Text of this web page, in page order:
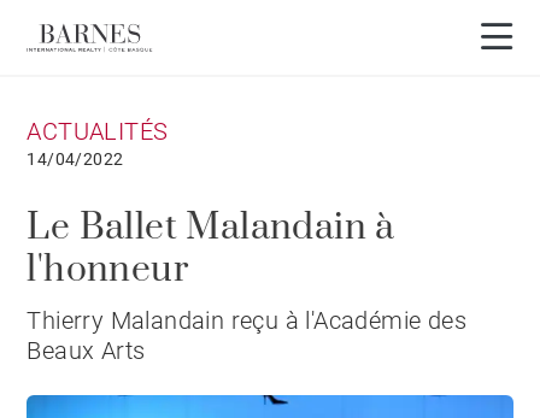
ACTUALITÉS
14/04/2022
Le Ballet Malandain à
l'honneur
Thierry Malandain reçu à l'Académie des
Beaux Arts